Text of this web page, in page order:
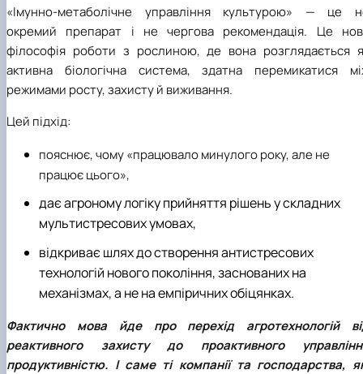
«Імунно-метаболічне управління культурою» — це
окремий препарат і не чергова рекомендація. Це
філософія роботи з рослиною, де вона розглядається
активна біологічна система, здатна перемикатися
режимами росту, захисту й виживання.
Цей підхід:
пояснює, чому «працювало минулого року, але не
працює цього»,
дає агроному логіку прийняття рішень у складних
мультистресових умовах,
відкриває шлях до створення антистресових
технологій нового покоління, заснованих на
механізмах, а не на емпіричних обіцянках.
Фактично мова йде про перехід агротехнологій
реактивного захисту до проактивного
продуктивністю. І саме ті компанії та господарства,